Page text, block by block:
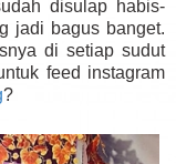
disulap habis-
jadi bagus banget.
di setiap sudut
feed instagram
?